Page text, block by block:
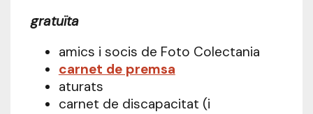
gratuïta
amics i socis de Foto Colectania
carnet de premsa
aturats
carnet de discapacitat (i